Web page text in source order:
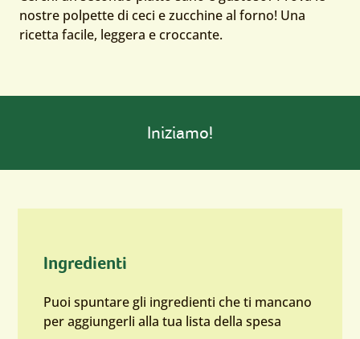
nostre polpette di ceci e zucchine al forno! Una
ricetta facile, leggera e croccante.
Iniziamo!
Ingredienti
Puoi spuntare gli ingredienti che ti mancano
per aggiungerli alla tua lista della spesa